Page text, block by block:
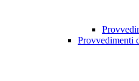
Provvedimenti